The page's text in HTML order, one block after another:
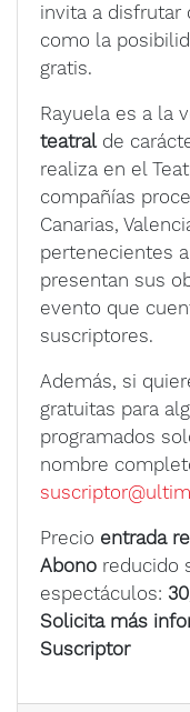
invita a disfrutar
como la
gratis.
Rayuela es a la
teatralde
realiza en el
compañías
Canarias,
pertenecientes
presentan sus
evento que
suscriptores.
Además, si
gratuitas para
programados
nombre
Precio entrada
Abono reducido
espectáculos:
Solicita más
Suscriptor